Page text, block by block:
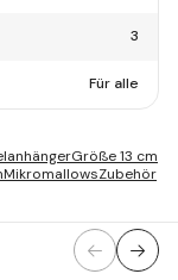
3
Für alle
Größe 13 cm
MikromallowsZubehör